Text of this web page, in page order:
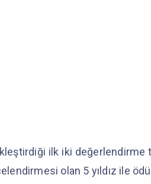
ilk iki
olan 5 yıldız ile